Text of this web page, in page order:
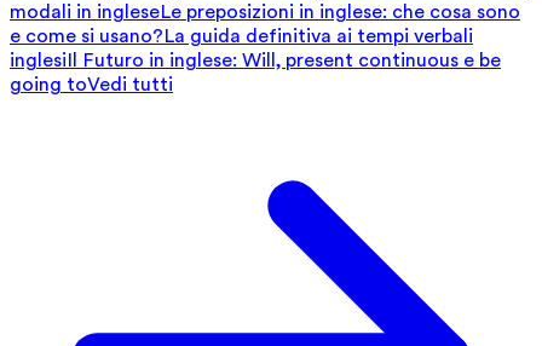
modali in ingleseLe preposizioni in inglese: che cosa sono
e come si usano?La guida definitiva ai tempi verbali
inglesiIl Futuro in inglese: Will, present continuous e be
going toVedi tutti